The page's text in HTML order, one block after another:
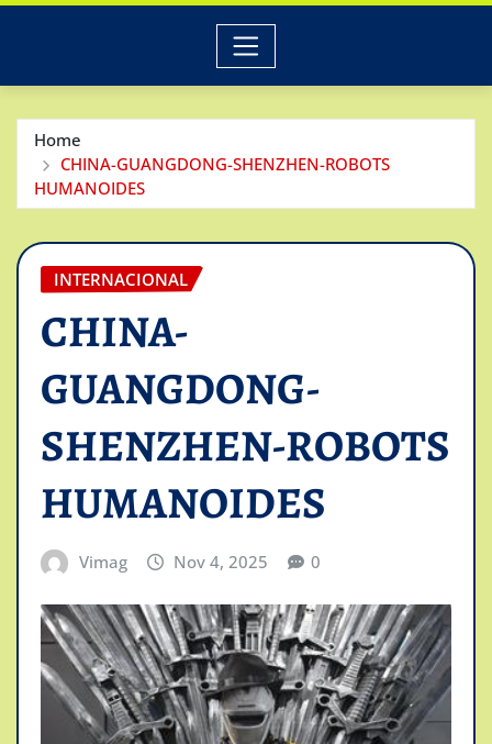
Home
CHINA-GUANGDONG-SHENZHEN-ROBOTS
HUMANOIDES
INTERNACIONAL
CHINA-
GUANGDONG-
SHENZHEN-ROBOTS
HUMANOIDES
Vimag Nov 4, 2025 0